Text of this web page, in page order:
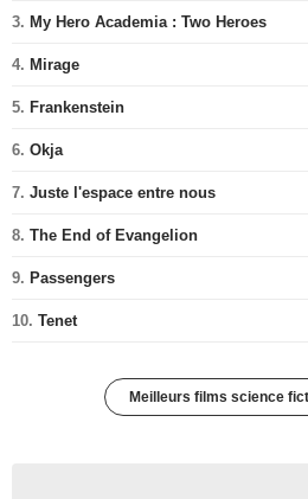
3. My Hero Academia : Two Heroes
4. Mirage
5. Frankenstein
6. Okja
7. Juste l'espace entre nous
8. The End of Evangelion
9. Passengers
10. Tenet
Meilleurs films science